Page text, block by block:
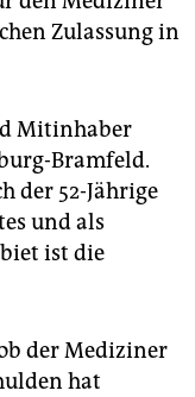
Zulassung in
Mitinhaber
Bramfeld.
der 52-Jährige
und als
ist die
der Mediziner
hat